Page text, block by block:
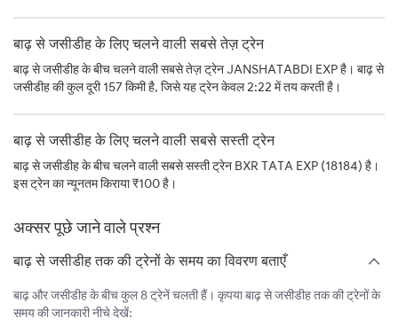
बाढ़ से जसीडीह के लिए चलने वाली सबसे तेज़ ट्रेन
बाढ़ से जसीडीह के बीच चलने वाली सबसे तेज़ ट्रेन JANSHATABDI EXP है। बाढ़ से
जसीडीह की कुल दूरी 157 किमी है, जिसे यह ट्रेन केवल 2:22 में तय करती है।
बाढ़ से जसीडीह के लिए चलने वाली सबसे सस्ती ट्रेन
बाढ़ से जसीडीह के बीच चलने वाली सबसे सस्ती ट्रेन BXR TATA EXP (18184) है।
इस ट्रेन का न्यूनतम किराया ₹100 है।
अक्सर पूछे जाने वाले प्रश्न
बाढ़ से जसीडीह तक की ट्रेनों के समय का विवरण बताएँ
बाढ़ और जसीडीह के बीच कुल 8 ट्रेनें चलती हैं। कृपया बाढ़ से जसीडीह तक की ट्रेनों के
समय की जानकारी नीचे देखें: